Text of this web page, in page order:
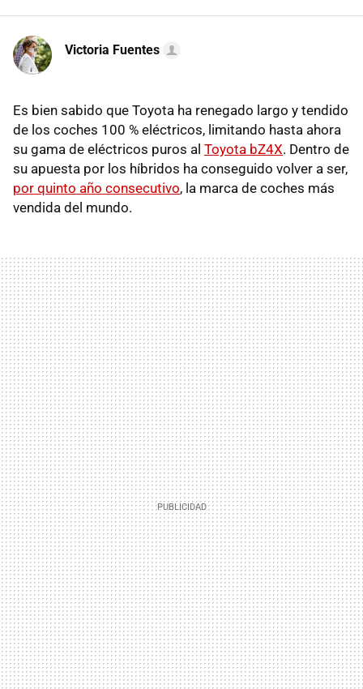
Victoria Fuentes
Es bien sabido que Toyota ha renegado largo y tendido
de los coches 100 % eléctricos, limitando hasta ahora
su gama de eléctricos puros al Toyota bZ4X. Dentro de
su apuesta por los híbridos ha conseguido volver a ser,
por quinto año consecutivo, la marca de coches más
vendida del mundo.